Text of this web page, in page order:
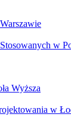
w
Wyższa
w